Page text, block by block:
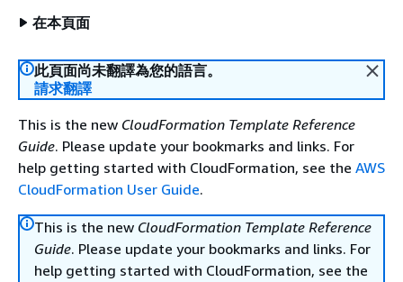
在本頁面
此頁面尚未翻譯為您的語言。
請求翻譯
This is the new CloudFormation Template Reference
Guide. Please update your bookmarks and links. For
help getting started with CloudFormation, see the AWS
CloudFormation User Guide.
This is the new CloudFormation Template Reference
Guide. Please update your bookmarks and links. For
help getting started with CloudFormation, see the